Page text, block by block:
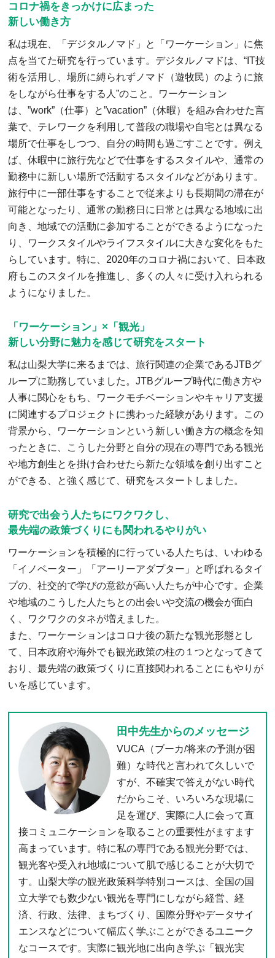
コロナ禍をきっかけに広まった
新しい働き方
私は現在、「デジタルノマド」と「ワーケーション」に焦
点を当てた研究を行っています。デジタルノマドは、“IT技
術を活用し、場所に縛られずノマド（遊牧民）のように旅
をしながら仕事をする人”のこと。ワーケーション
は、”work”（仕事）と”vacation”（休暇）を組み合わせた言
葉で、テレワークを利用して普段の職場や自宅とは異なる
場所で仕事をしつつ、自分の時間も過ごすことです。例え
ば、休暇中に旅行先などで仕事をするスタイルや、通常の
勤務中に新しい場所で活動するスタイルなどがあります。
旅行中に一部仕事をすることで従来よりも長期間の滞在が
可能となったり、通常の勤務日に日常とは異なる地域に出
向き、地域での活動に参加することができるようになった
り、ワークスタイルやライフスタイルに大きな変化をもた
らしています。特に、2020年のコロナ禍において、日本政
府もこのスタイルを推進し、多くの人々に受け入れられる
ようになりました。
「ワーケーション」×「観光」
新しい分野に魅力を感じて研究をスタート
私は山梨大学に来るまでは、旅行関連の企業であるJTBグ
ループに勤務していました。JTBグループ時代に働き方や
人事に関心をもち、ワークモチベーションやキャリア支援
に関連するプロジェクトに携わった経験があります。この
背景から、ワーケーションという新しい働き方の概念を知
ったときに、こうした分野と自分の現在の専門である観光
や地方創生とを掛け合わせたら新たな領域を創り出すこと
ができる、と強く感じて、研究をスタートしました。
研究で出会う人たちにワクワクし、
最先端の政策づくりにも関われるやりがい
ワーケーションを積極的に行っている人たちは、いわゆる
「イノベーター」「アーリーアダプター」と呼ばれるタイ
プの、社交的で学びの意欲が高い人たちが中心です。企業
や地域のこうした人たちとの出会いや交流の機会が面白
く、ワクワクのタネが増えました。
また、ワーケーションはコロナ後の新たな観光形態とし
て、日本政府や海外でも観光政策の柱の１つとなってきて
おり、最先端の政策づくりに直接関われることにもやりが
いを感じています。
田中先生からのメッセージ
VUCA（ブーカ/将来の予測が困
難）な時代と言われて久しいで
すが、不確実で答えがない時代
だからこそ、いろいろな現場に
足を運び、実際に人に会って直
接コミュニケーションを取ることの重要性がますます
高まっています。特に私の専門である観光分野では、
観光客や受入れ地域について肌で感じることが大切で
す。山梨大学の観光政策科学特別コースは、全国の国
立大学でも数少ない観光を専門にしながら経営、経
済、行政、法律、まちづくり、国際分野やデータサイ
エンスなどについて幅広く学ぶことができるユニーク
なコースです。実際に観光地に出向き学ぶ「観光実